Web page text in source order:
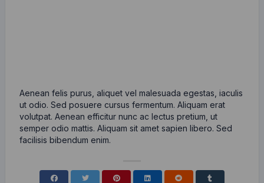
Aenean felis purus, aliquet vel malesuada egestas, iaculis
ut odio. Sed posuere cursus fermentum. Aliquam erat
volutpat. Aenean efficitur nunc ac lectus pretium, ut
semper odio mattis. Aliquam sit amet sapien libero. Sed
facilisis bibendum enim.